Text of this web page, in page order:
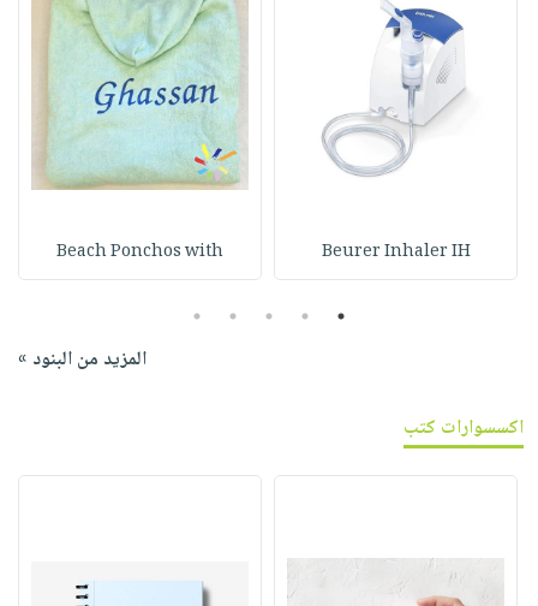
Beurer Inhaler IH
Beach Ponchos with
1
2
3
4
5
المزيد من البنود »
اكسسوارات كتب